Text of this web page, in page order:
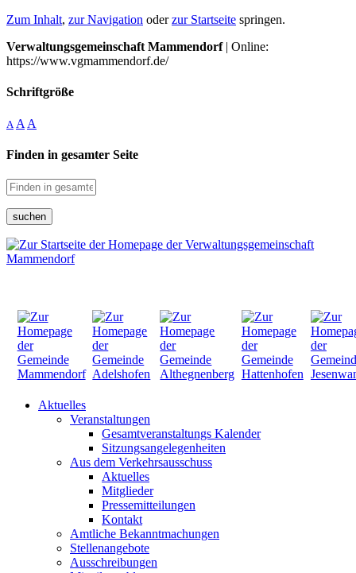
Zum Inhalt, zur Navigation oderzur Startseite springen.
Verwaltungsgemeinschaft Mammendorf| Online:
https://www.vgmammendorf.de/
Schriftgröße
A A A
Finden in gesamter Seite
suchen
Aktuelles
Veranstaltungen
Gesamtveranstaltungs Kalender
Sitzungsangelegenheiten
Aus dem Verkehrsausschuss
Aktuelles
Mitglieder
Pressemitteilungen
Kontakt
Amtliche Bekanntmachungen
Stellenangebote
Ausschreibungen